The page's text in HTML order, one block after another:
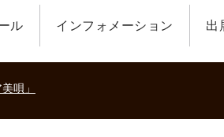
ル インフォメーション 出
物語～」